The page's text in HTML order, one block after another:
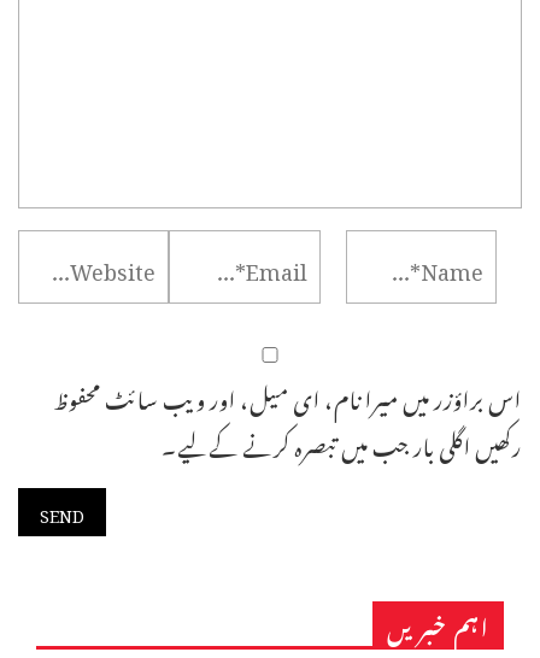
اس براؤزر میں میرا نام، ای میل، اور ویب سائٹ محفوظ
رکھیں اگلی بار جب میں تبصرہ کرنے کےلیے۔
اہم خبریں